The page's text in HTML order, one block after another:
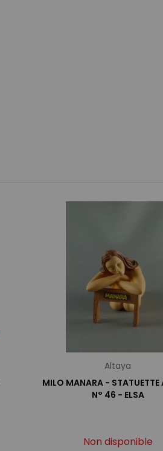
Altaya
MILO MANARA - STATUETTE
N° 46 - ELSA
Non disponible